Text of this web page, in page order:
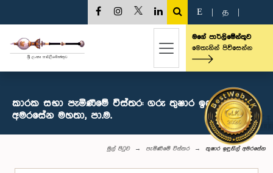
E த
මගේ පාර්ලිමේන්තුව
මෙතැනින් පිවිසෙන්න
කාරක සභා පැමිණීමේ විස්තර: ගරු තුෂාර ඉඳුනිල්
අමරසේන මහතා, පා.ම.
මුල් පිටුව පැමිණීමේ විස්තර තුෂාර ඉඳුනිල් අමරසේන